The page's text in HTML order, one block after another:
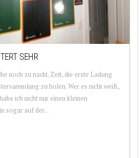
SEHR
noch zu nackt. Zeit, die erste Ladung
zu holen. Wer es nicht weiß,
ich nicht nur einen kleinen
sogar auf der...